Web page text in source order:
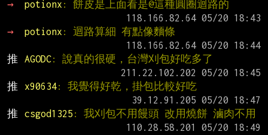
→ potionx : 餅皮是上面看是@這種圓圈迴路的
→
potionx : 迴路算細 有點像麵條
推
AGODC: 說真的很硬，台灣刈包好吃多了
推
x90634: 我覺得好乾，掛包比較好吃
推
csgod1325 : 我刈包不用饅頭 改用燒餅 滷肉不用